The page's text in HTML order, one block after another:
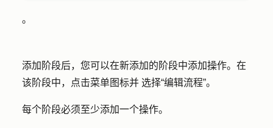
。
添加阶段后，您可以在新添加的阶段中添加操作。在
该阶段中，点击菜单图标并 选择“编辑流程”。
每个阶段必须至少添加一个操作。